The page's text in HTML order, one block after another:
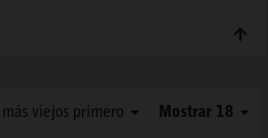
Mostrar 18
más viejos primero